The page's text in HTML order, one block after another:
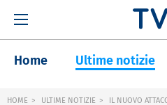
Home Ultime notizie
HOME ULTIME NOTIZIE IL NUOVO